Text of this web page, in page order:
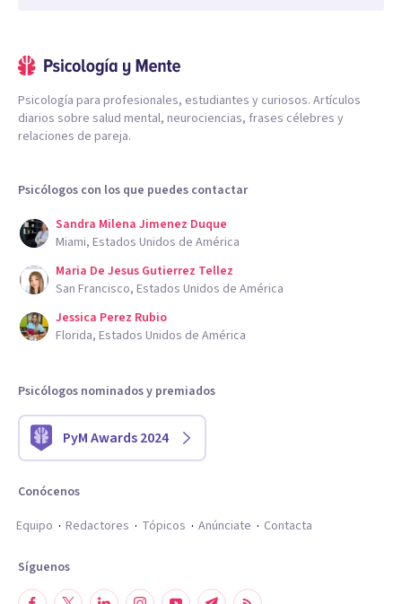
Psicología para profesionales, estudiantes y curiosos. Artículos
diarios sobre salud mental, neurociencias, frases célebres y
relaciones de pareja.
Psicólogos con los que puedes contactar
Sandra Milena Jimenez Duque
Miami, Estados Unidos de América
Maria De Jesus Gutierrez Tellez
San Francisco, Estados Unidos de América
Jessica Perez Rubio
Florida, Estados Unidos de América
Psicólogos nominados y premiados
PyM Awards 2024
Conócenos
Equipo
Redactores Tópicos Anúnciate Contacta
Síguenos